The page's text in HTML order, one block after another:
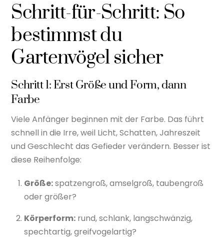
Schritt-für-Schritt: So
bestimmst du
Gartenvögel sicher
Schritt 1: Erst Größe und Form, dann
Farbe
Viele Anfänger beginnen mit der Farbe. Das führt
schnell in die Irre, weil Licht, Schatten, Jahreszeit
und Geschlecht das Gefieder verändern. Besser ist
diese Reihenfolge:
Größe:spatzengroß, amselgroß, taubengroß
oder größer?
Körperform: rund, schlank, langschwänzig,
spechtartig, greifvogelartig?